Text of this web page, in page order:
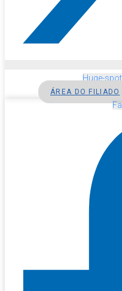
Huge-
ÁREA DO FILIADO